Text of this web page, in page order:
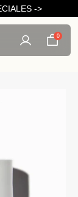
->
0